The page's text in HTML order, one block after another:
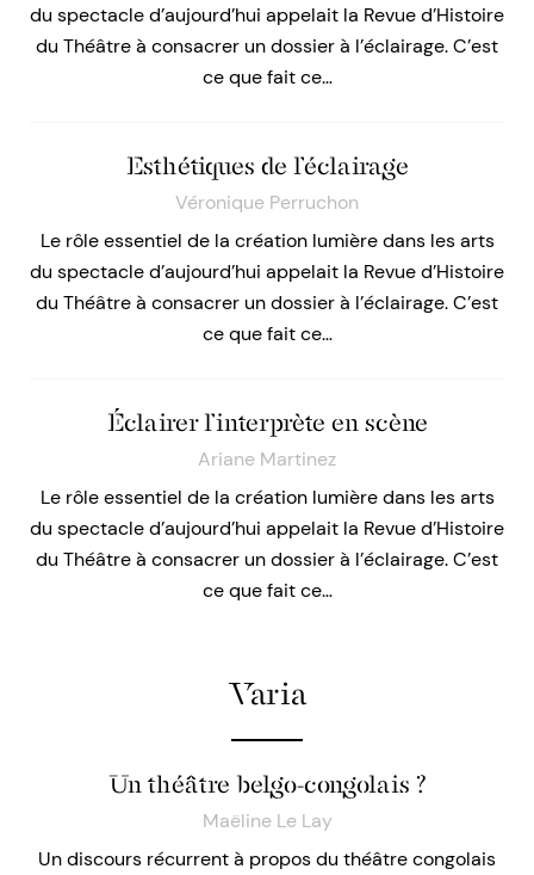
du spectacle d’aujourd’hui appelait la Revue d’Histoire
du Théâtre à consacrer un dossier à l’éclairage. C’est
ce que fait ce…
Esthétiques de l’éclairage
Véronique Perruchon
Le rôle essentiel de la création lumière dans les arts
du spectacle d’aujourd’hui appelait la Revue d’Histoire
du Théâtre à consacrer un dossier à l’éclairage. C’est
ce que fait ce…
Éclairer l’interprète en scène
Ariane Martinez
Le rôle essentiel de la création lumière dans les arts
du spectacle d’aujourd’hui appelait la Revue d’Histoire
du Théâtre à consacrer un dossier à l’éclairage. C’est
ce que fait ce…
Varia
Un théâtre belgo-congolais ?
Maëline Le Lay
Un discours récurrent à propos du théâtre congolais